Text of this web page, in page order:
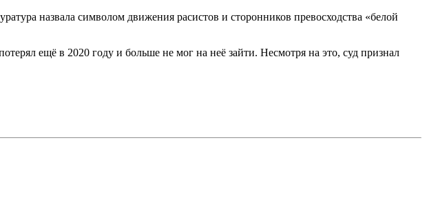
назвала символом движения расистов и сторонников превосходства «белой
ещё в 2020 году и больше не мог на неё зайти. Несмотря на это, суд признал